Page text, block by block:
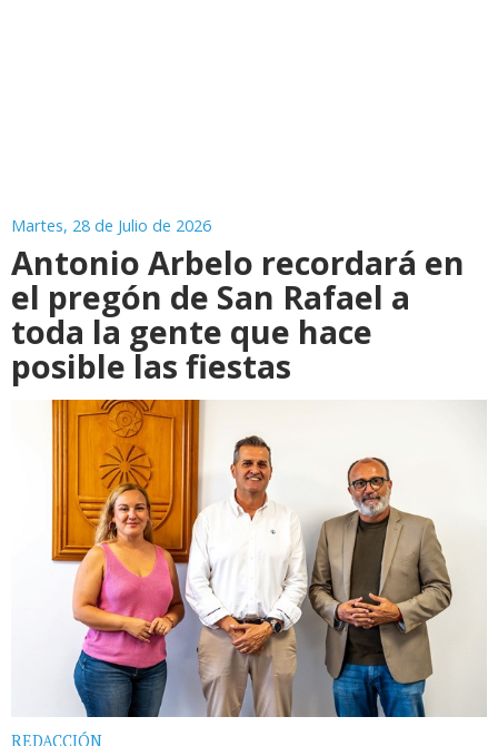
Martes, 28 de Julio de 2026
Antonio Arbelo recordará en
el pregón de San Rafael a
toda la gente que hace
posible las fiestas
REDACCIÓN